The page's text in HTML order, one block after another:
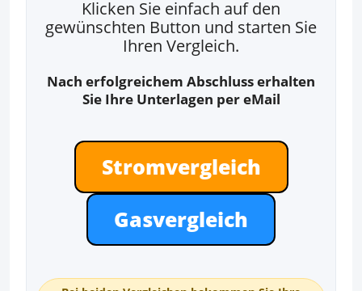
Klicken Sie einfach auf den
gewünschten Button und starten Sie
Ihren Vergleich.
Nach erfolgreichem Abschluss erhalten
Sie Ihre Unterlagen per eMail
Stromvergleich
Gasvergleich